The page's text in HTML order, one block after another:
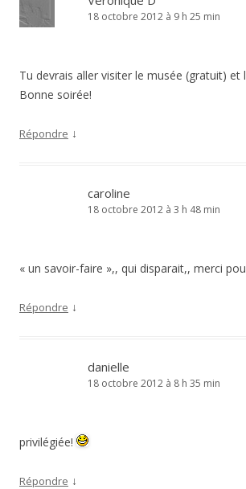
18 octobre 2012 à 9 h 25 min
Tu devrais aller visiter le musée (gratuit)
Bonne soirée!
Répondre ↓
caroline
18 octobre 2012 à 3 h 48 min
« un savoir-faire »,, qui disparait,, merci
Répondre ↓
danielle
18 octobre 2012 à 8 h 35 min
privilégiée!
Répondre ↓